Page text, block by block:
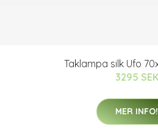
Taklampa silk Ufo
3295 SEK
MER INFO!